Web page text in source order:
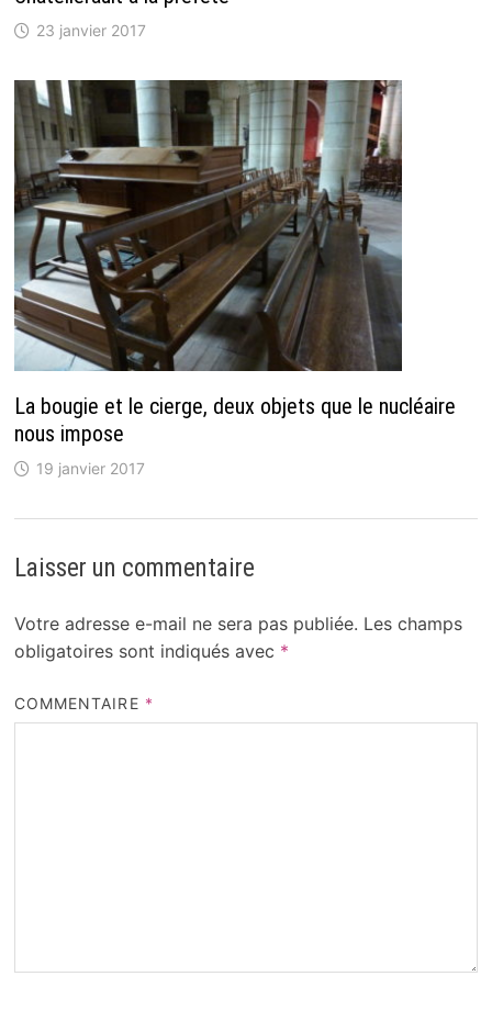
23 janvier 2017
La bougie et le cierge, deux objets que le nucléaire
nous impose
19 janvier 2017
Laisser un commentaire
Votre adresse e-mail ne sera pas publiée. Les champs
obligatoires sont indiqués avec *
COMMENTAIRE *